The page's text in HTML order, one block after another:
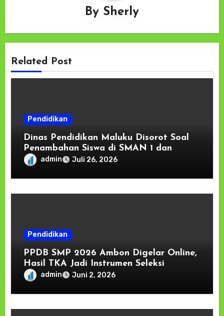
By Sherly
Related Post
Pendidikan
Dinas Pendidikan Maluku Disorot Soal
Penambahan Siswa di SMAN 1 dan
SMAN 2 Ambon
admin Juli 26, 2026
Pendidikan
PPDB SMP 2026 Ambon Digelar Online,
Hasil TKA Jadi Instrumen Seleksi
admin Juni 2, 2026